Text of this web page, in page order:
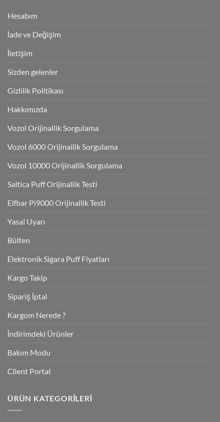
Hesabım
İade ve Değişim
İletişim
Sizden gelenler
Gizlilik Politikası
Hakkımızda
Vozol Orijinallik Sorgulama
Vozol 6000 Orijinallik Sorgulama
Vozol 10000 Orijinallik Sorgulama
Saltica Puff Orijinallik Testi
Elfbar Pi9000 Orijinallik Testi
Yasal Uyarı
Bülten
Elektronik Sigara Puff Fiyatları
Kargo Takip
Sipariş İptal
Kargom Nerede ?
İndirimdeki Ürünler
Bakım Modu
Client Portal
ÜRÜN KATEGORILERI